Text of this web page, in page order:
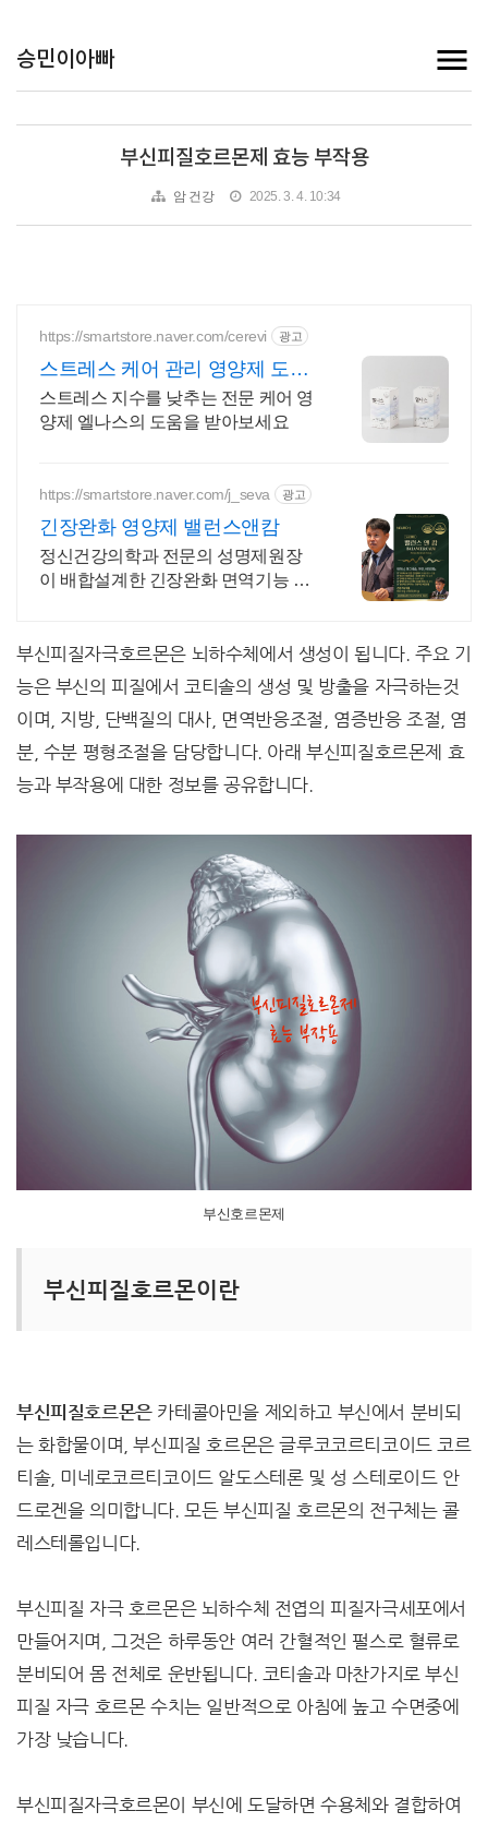
승민이아빠
부신피질호르몬제 효능 부작용
암 건강 2025. 3. 4. 10:34
https://smartstore.naver.com/cerevi 광고
스트레스 케어 관리 영양제 도착
보장 내일도착!
스트레스 지수를 낮추는 전문 케어 영
양제 엘나스의 도움을 받아보세요
https://smartstore.naver.com/j_seva 광고
긴장완화 영양제 밸런스앤캄
정신건강의학과 전문의 성명제원장
이 배합설계한 긴장완화 면역기능 정
부신피질자극호르몬은 뇌하수체에서 생성이 됩니다. 주요 기
능은 부신의 피질에서 코티솔의 생성 및 방출을 자극하는것
이며, 지방, 단백질의 대사, 면역반응조절, 염증반응 조절, 염
분, 수분 평형조절을 담당합니다. 아래 부신피질호르몬제 효
능과 부작용에 대한 정보를 공유합니다.
부신호르몬제
부신피질호르몬이란
부신피질호르몬은카테콜아민을 제외하고 부신에서 분비되
는 화합물이며, 부신피질 호르몬은 글루코코르티코이드 코르
티솔, 미네로코르티코이드 알도스테론 및 성 스테로이드 안
드로겐을 의미합니다. 모든 부신피질 호르몬의 전구체는 콜
레스테롤입니다.
부신피질 자극 호르몬은 뇌하수체 전엽의 피질자극세포에서
만들어지며, 그것은 하루동안 여러 간혈적인 펄스로 혈류로
분비되어 몸 전체로 운반됩니다. 코티솔과 마찬가지로 부신
피질 자극 호르몬 수치는 일반적으로 아침에 높고 수면중에
가장 낮습니다.
부신피질자극호르몬이 부신에 도달하면 수용체와 결합하여